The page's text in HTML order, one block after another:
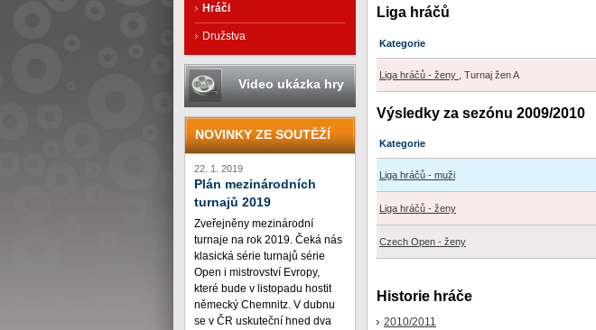
Liga hráčů
Kategorie
Liga hráčů - ženy , Turnaj žen A
Výsledky za sezónu 2009/2010
Kategorie
Liga hráčů - muži
Liga hráčů - ženy
Czech Open - ženy
Historie hráče
2010/2011
Hráči
Družstva
Video ukázka hry
NOVINKY ZE SOUTĚŽÍ
22. 1. 2019
Plán mezinárodních
turnajů 2019
Zveřejněny mezinárodní
turnaje na rok 2019. Čeká nás
klasická série turnajů série
Open i mistrovství Evropy,
které bude v listopadu hostit
německý Chemnitz. V dubnu
se v ČR uskuteční hned dva